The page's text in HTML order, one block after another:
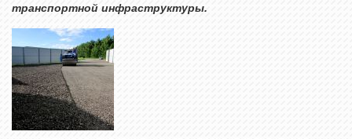
транспортной инфраструктуры.